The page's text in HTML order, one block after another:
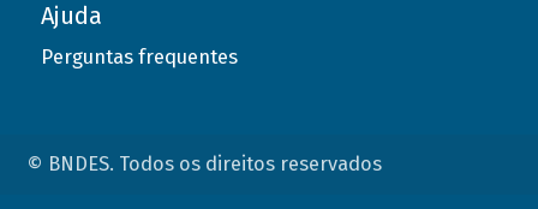
Ajuda
Perguntas frequentes
© BNDES. Todos os direitos reservados